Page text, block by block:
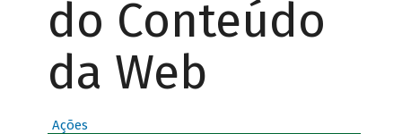
do Conteúdo
da Web
Ações